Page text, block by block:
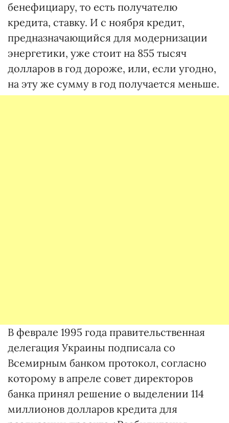
бенефициару, то есть получателю
кредита, ставку. И с ноября кредит,
предназначающийся для модернизации
энергетики, уже стоит на 855 тысяч
долларов в год дороже, или, если угодно,
на эту же сумму в год получается меньше.
В феврале 1995 года правительственная
делегация Украины подписала со
Всемирным банком протокол, согласно
которому в апреле совет директоров
банка принял решение о выделении 114
миллионов долларов кредита для